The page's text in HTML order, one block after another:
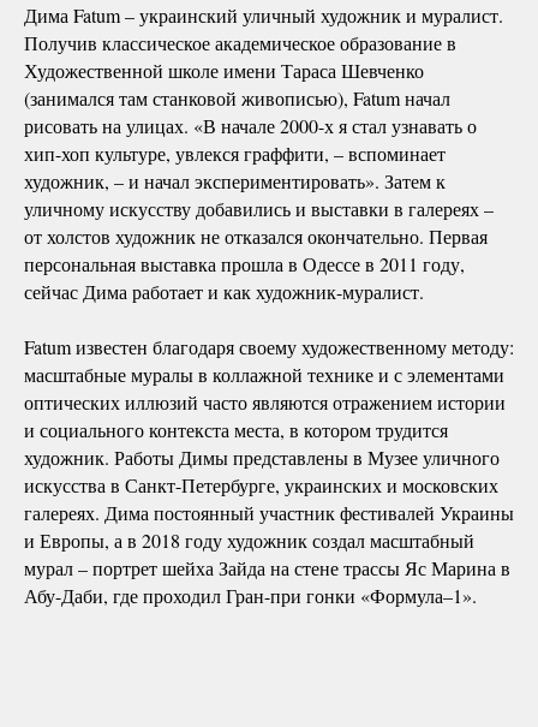
Дима Fatum – украинский уличный художник и муралист.
Получив классическое академическое образование в
Художественной школе имени Тараса Шевченко
(занимался там станковой живописью), Fatum начал
рисовать на улицах. «В начале 2000-х я стал узнавать о
хип-хоп культуре, увлекся граффити, – вспоминает
художник, – и начал экспериментировать». Затем к
уличному искусству добавились и выставки в галереях –
от холстов художник не отказался окончательно. Первая
персональная выставка прошла в Одессе в 2011 году,
сейчас Дима работает и как художник-муралист.
Fatum известен благодаря своему художественному методу:
масштабные муралы в коллажной технике и с элементами
оптических иллюзий часто являются отражением истории
и социального контекста места, в котором трудится
художник. Работы Димы представлены в Музее уличного
искусства в Санкт-Петербурге, украинских и московских
галереях. Дима постоянный участник фестивалей Украины
и Европы, а в 2018 году художник создал масштабный
мурал – портрет шейха Зайда на стене трассы Яс Марина в
Абу-Даби, где проходил Гран-при гонки «Формула–1».